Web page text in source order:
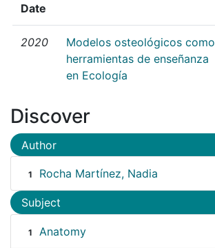
Date
2020
Modelos osteológicos como
herramientas de enseñanza
en Ecología
Discover
Author
1 Rocha Martínez, Nadia
Subject
1 Anatomy